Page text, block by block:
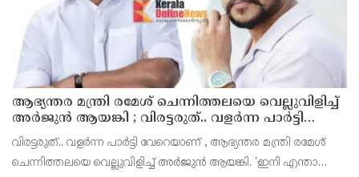
ആഭ്യന്തര മന്ത്രി രമേശ് ചെന്നിത്തലയെ വെല്ലുവിളിച്ച്
അ‍ർജുൻ ആയങ്കി ; വിരട്ടരുത്.. വളർന്ന പാർട്ടി
വേറെയാണ് !
വിരട്ടരുത്.. വളർന്ന പാർട്ടി വേറെയാണ് , ആഭ്യന്തര മന്ത്രി രമേശ്
ചെന്നിത്തലയെ വെല്ലുവിളിച്ച് അ‍ർജുൻ ആയങ്കി. 'ഇനി എന്താ